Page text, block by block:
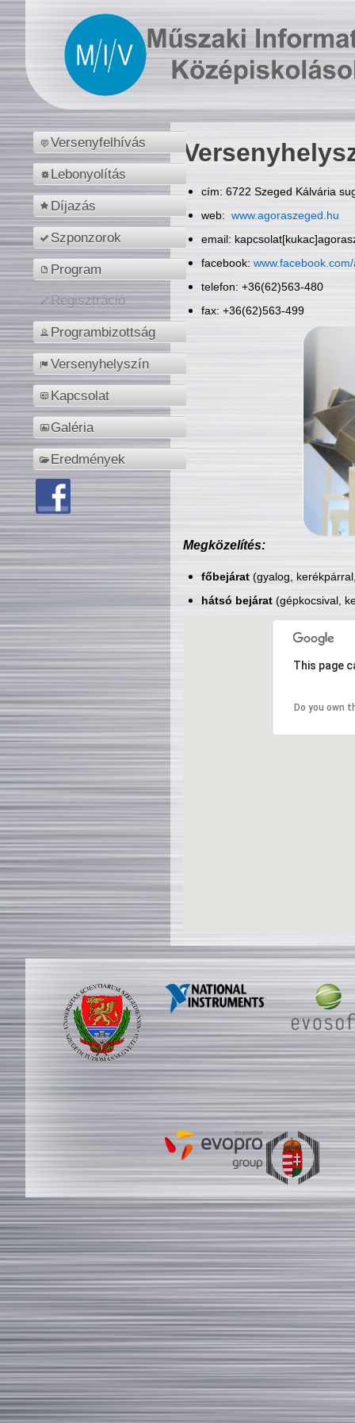
Versenyfelhívás
Lebonyolítás
Díjazás
Szponzorok
Program
Regisztráció
Programbizottság
Versenyhelyszín
Kapcsolat
Galéria
Eredmények
cím: 6722 Szeged Kálvária
web: www.agoraszeged.hu
email:
facebook:
telefon: +36(62)563-480
fax: +36(62)563-499
Megközelítés:
főbejárat(gyalog,
hátsó bejárat(gépkocsival,
This page
Do you own